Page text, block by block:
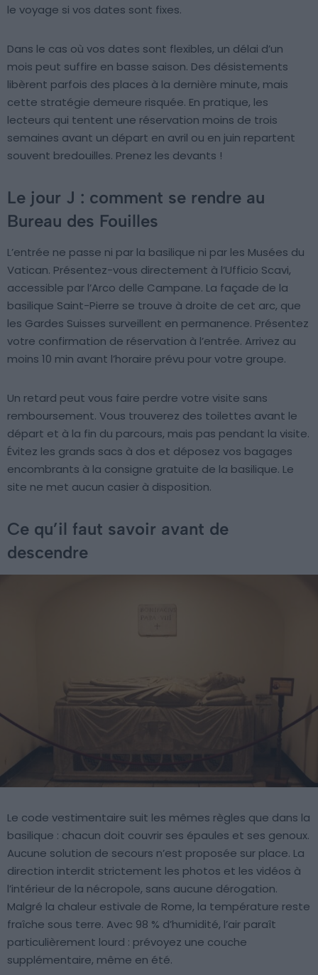
le voyage si vos dates sont fixes.
Dans le cas où vos dates sont flexibles, un délai d’un
mois peut suffire en basse saison. Des désistements
libèrent parfois des places à la dernière minute, mais
cette stratégie demeure risquée. En pratique, les
lecteurs qui tentent une réservation moins de trois
semaines avant un départ en avril ou en juin repartent
souvent bredouilles. Prenez les devants !
Le jour J : comment se rendre au
Bureau des Fouilles
L’entrée ne passe ni par la basilique ni par les Musées du
Vatican. Présentez-vous directement à l’Ufficio Scavi,
accessible par l’Arco delle Campane. La façade de la
basilique Saint-Pierre se trouve à droite de cet arc, que
les Gardes Suisses surveillent en permanence. Présentez
votre confirmation de réservation à l’entrée. Arrivez au
moins 10 min avant l’horaire prévu pour votre groupe.
Un retard peut vous faire perdre votre visite sans
remboursement. Vous trouverez des toilettes avant le
départ et à la fin du parcours, mais pas pendant la visite.
Évitez les grands sacs à dos et déposez vos bagages
encombrants à la consigne gratuite de la basilique. Le
site ne met aucun casier à disposition.
Ce qu’il faut savoir avant de
descendre
Le code vestimentaire suit les mêmes règles que dans la
basilique : chacun doit couvrir ses épaules et ses genoux.
Aucune solution de secours n’est proposée sur place. La
direction interdit strictement les photos et les vidéos à
l’intérieur de la nécropole, sans aucune dérogation.
Malgré la chaleur estivale de Rome, la température reste
fraîche sous terre. Avec 98 % d’humidité, l’air paraît
particulièrement lourd : prévoyez une couche
supplémentaire, même en été.